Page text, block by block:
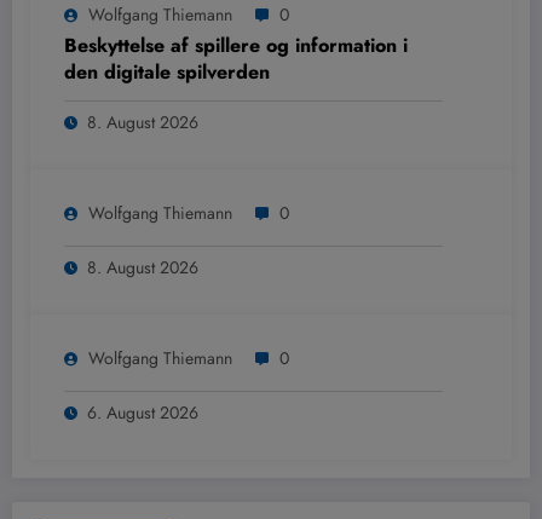
Wolfgang Thiemann 0
Beskyttelse af spillere og information i
den digitale spilverden
8. August 2026
Wolfgang Thiemann 0
8. August 2026
Wolfgang Thiemann 0
6. August 2026